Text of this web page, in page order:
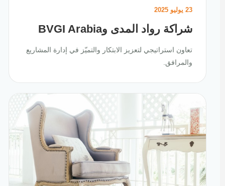
23 يوليو 2025
شراكة رواد المدى وBVGI Arabia
تعاون استراتيجي لتعزيز الابتكار والتميّز في إدارة المشاريع
والمرافق.